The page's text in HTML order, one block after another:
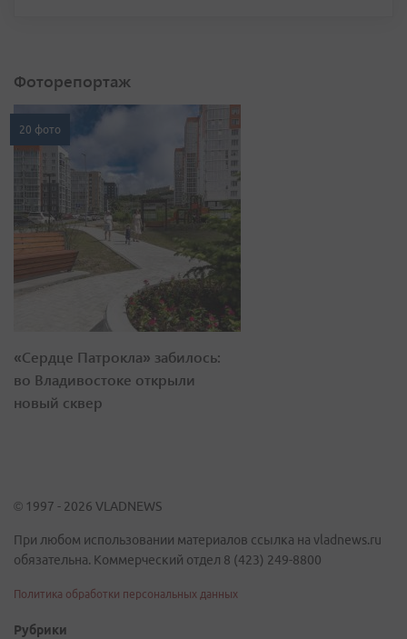
Фоторепортаж
20 фото
«Сердце Патрокла» забилось:
во Владивостоке открыли
новый сквер
© 1997 - 2026 VLADNEWS
При любом использовании материалов ссылка на vladnews.ru
обязательна. Коммерческий отдел 8 (423) 249-8800
Политика обработки персональных данных
Рубрики